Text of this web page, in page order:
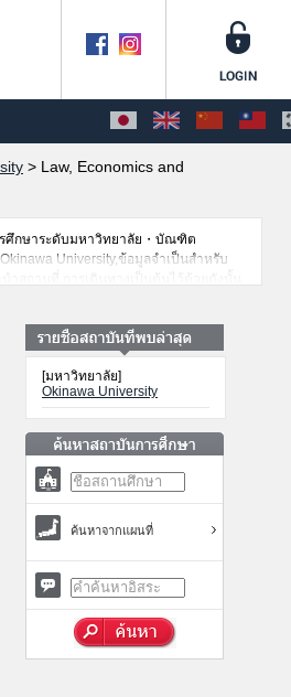
> Law, Economics and
รศึกษาระดับมหาวิทยาลัย・บัณฑิต
University,ข้อมูลจำเป็นสำหรับ
สถานที่,การเดินทางเป็นต้นไว้ด้วยดังนั้น
[มหาวิทยาลัย]
Okinawa University
ค้นหาจากแผนที่